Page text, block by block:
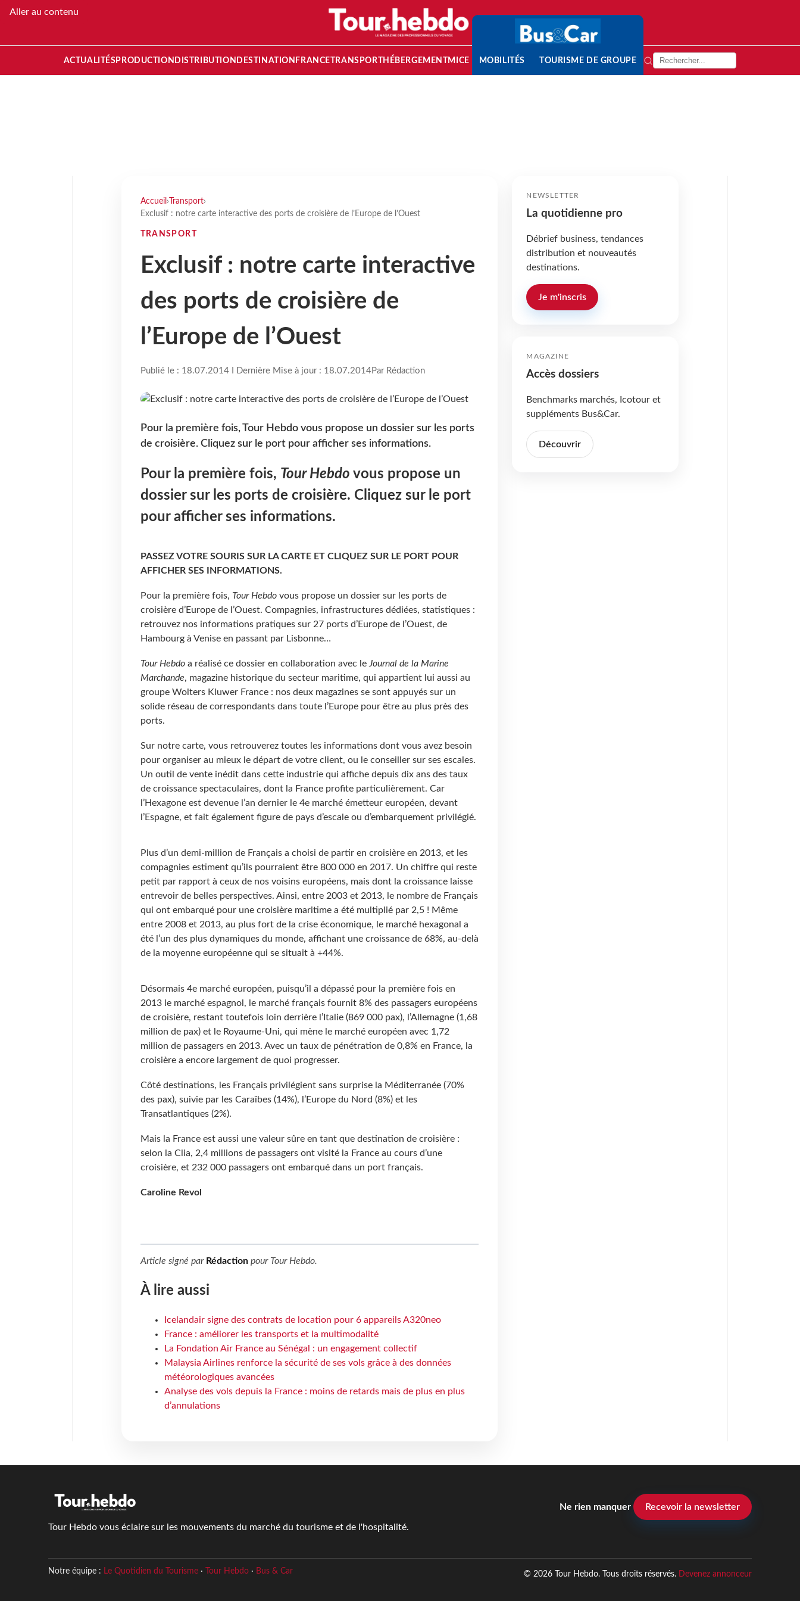
Aller au contenu
ACTUALITÉS PRODUCTION DISTRIBUTION DESTINATION FRANCETRANSPORT HÉBERGEMENTMICE MOBILITÉS TOURISME DE GROUPE
Accueil › Transport›
Exclusif : notre carte interactive des ports de croisière de l’Europe de l’Ouest
TRANSPORT
Exclusif : notre carte interactive
des ports de croisière de
l’Europe de l’Ouest
Publié le : 18.07.2014 I Dernière Mise à jour : 18.07.2014Par Rédaction
Pour la première fois, Tour Hebdo vous propose un dossier sur les ports
de croisière. Cliquez sur le port pour afficher ses informations.
Pour la première fois, Tour Hebdo vous propose un
dossier sur les ports de croisière. Cliquez sur le port
pour afficher ses informations.
PASSEZ VOTRE SOURIS SUR LA CARTE ET CLIQUEZ SUR LE PORT POUR
AFFICHER SES INFORMATIONS.
Pour la première fois, Tour Hebdovous propose un dossier sur les ports de
croisière d’Europe de l’Ouest. Compagnies, infrastructures dédiées, statistiques :
retrouvez nos informations pratiques sur 27 ports d’Europe de l’Ouest, de
Hambourg à Venise en passant par Lisbonne…
Tour Hebdoa réalisé ce dossier en collaboration avec le Journal de la Marine
Marchande, magazine historique du secteur maritime, qui appartient lui aussi au
groupe Wolters Kluwer France : nos deux magazines se sont appuyés sur un
solide réseau de correspondants dans toute l’Europe pour être au plus près des
ports.
Sur notre carte, vous retrouverez toutes les informations dont vous avez besoin
pour organiser au mieux le départ de votre client, ou le conseiller sur ses escales.
Un outil de vente inédit dans cette industrie qui affiche depuis dix ans des taux
de croissance spectaculaires, dont la France profite particulièrement. Car
l’Hexagone est devenue l’an dernier le 4e marché émetteur européen, devant
l’Espagne, et fait également figure de pays d’escale ou d’embarquement privilégié.
Plus d’un demi-million de Français a choisi de partir en croisière en 2013, et les
compagnies estiment qu’ils pourraient être 800 000 en 2017. Un chiffre qui reste
petit par rapport à ceux de nos voisins européens, mais dont la croissance laisse
entrevoir de belles perspectives. Ainsi, entre 2003 et 2013, le nombre de Français
qui ont embarqué pour une croisière maritime a été multiplié par 2,5 ! Même
entre 2008 et 2013, au plus fort de la crise économique, le marché hexagonal a
été l’un des plus dynamiques du monde, affichant une croissance de 68%, au-delà
de la moyenne européenne qui se situait à +44%.
Désormais 4e marché européen, puisqu’il a dépassé pour la première fois en
2013 le marché espagnol, le marché français fournit 8% des passagers européens
de croisière, restant toutefois loin derrière l’Italie (869 000 pax), l’Allemagne (1,68
million de pax) et le Royaume-Uni, qui mène le marché européen avec 1,72
million de passagers en 2013. Avec un taux de pénétration de 0,8% en France, la
croisière a encore largement de quoi progresser.
Côté destinations, les Français privilégient sans surprise la Méditerranée (70%
des pax), suivie par les Caraïbes (14%), l’Europe du Nord (8%) et les
Transatlantiques (2%).
Mais la France est aussi une valeur sûre en tant que destination de croisière :
selon la Clia, 2,4 millions de passagers ont visité la France au cours d’une
croisière, et 232 000 passagers ont embarqué dans un port français.
Caroline Revol
Article signé par Rédactionpour Tour Hebdo.
À lire aussi
Icelandair signe des contrats de location pour 6 appareils A320neo
France : améliorer les transports et la multimodalité
La Fondation Air France au Sénégal : un engagement collectif
Malaysia Airlines renforce la sécurité de ses vols grâce à des données
météorologiques avancées
Analyse des vols depuis la France : moins de retards mais de plus en plus
d’annulations
NEWSLETTER
La quotidienne pro
Débrief business, tendances
distribution et nouveautés
destinations.
Je m'inscris
MAGAZINE
Accès dossiers
Benchmarks marchés, Icotour et
suppléments Bus&Car.
Découvrir
Tour Hebdo vous éclaire sur les mouvements du marché du tourisme et de l'hospitalité.
Ne rien manquer Recevoir la newsletter
Notre équipe : Le Quotidien du Tourisme· Tour Hebdo· Bus & Car © 2026 Tour Hebdo. Tous droits réservés. Devenez annonceur